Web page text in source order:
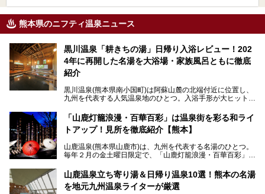
熊本県のニフティ温泉ニュース
黒川温泉「耕きちの湯」日帰り入浴レビュー！202
4年に再開した名湯を大浴場・家族風呂ともに徹底
紹介
黒川温泉(熊本県南小国町)は阿蘇山麓の北端付近に位置し、
九州を代表する人気温泉地のひとつ。入浴手形が大ヒット
す。
中でも「耕きち(こうきち)の湯」は露天風呂を持たないもの
り一度廃業しましたが、2024年10月に営業再開。数多くの
温泉ファンに注目される名湯です。
今回は再開した耕きちの湯を訪問し、全浴室(男女別大浴
「山鹿灯籠浪漫・百華百彩」は温泉街を彩る和ライ
トアップ！見所を徹底紹介【熊本】
山鹿温泉(熊本県山鹿市)は、九州を代表する名湯のひとつ。
毎年２月の金土曜日限定で、「山鹿灯籠浪漫・百華百彩」
ます。和傘や竹、ろうそくなどを用いて、和情緒たっぷりの
ライトアップが無料で楽しめます。
山鹿温泉立ち寄り湯＆日帰り温泉10選！熊本の名湯
を地元九州温泉ライターが厳選